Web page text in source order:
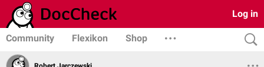
Log in
Community Flexikon Shop